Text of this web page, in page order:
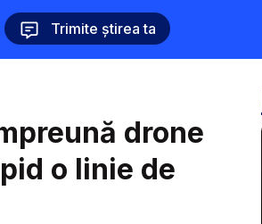
Trimite știrea ta
drone
o linie de